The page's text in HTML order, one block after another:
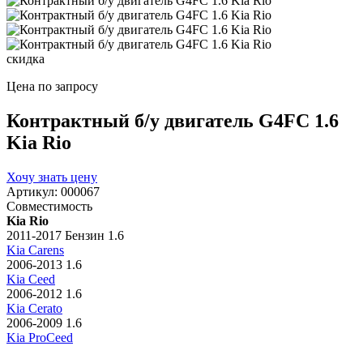
скидка
Цена по запросу
Контрактный б/у двигатель G4FC 1.6
Kia Rio
Хочу знать цену
Артикул: 000067
Совместимость
Kia Rio
2011-2017 Бензин 1.6
Kia Carens
2006-2013 1.6
Kia Ceed
2006-2012 1.6
Kia Cerato
2006-2009 1.6
Kia ProCeed